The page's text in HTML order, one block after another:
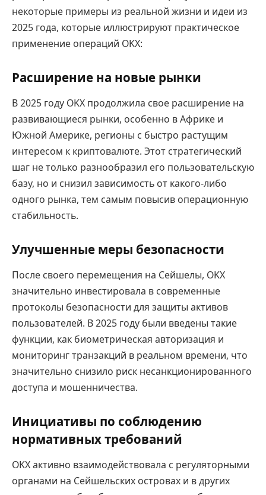
некоторые примеры из реальной жизни и идеи из
2025 года, которые иллюстрируют практическое
применение операций OKX:
Расширение на новые рынки
В 2025 году OKX продолжила свое расширение на
развивающиеся рынки, особенно в Африке и
Южной Америке, регионы с быстро растущим
интересом к криптовалюте. Этот стратегический
шаг не только разнообразил его пользовательскую
базу, но и снизил зависимость от какого-либо
одного рынка, тем самым повысив операционную
стабильность.
Улучшенные меры безопасности
После своего перемещения на Сейшелы, OKX
значительно инвестировала в современные
протоколы безопасности для защиты активов
пользователей. В 2025 году были введены такие
функции, как биометрическая авторизация и
мониторинг транзакций в реальном времени, что
значительно снизило риск несанкционированного
доступа и мошенничества.
Инициативы по соблюдению
нормативных требований
OKX активно взаимодействовала с регуляторными
органами на Сейшельских островах и в других